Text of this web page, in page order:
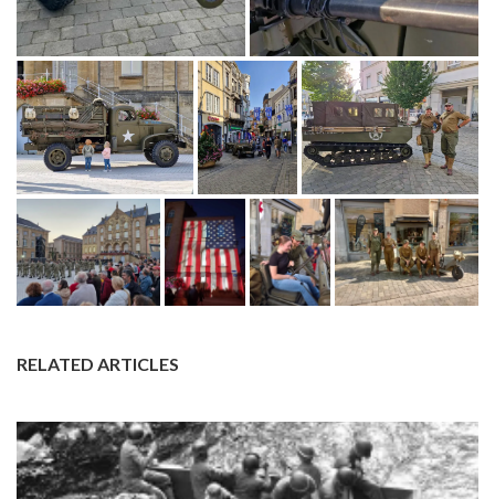
RELATED ARTICLES